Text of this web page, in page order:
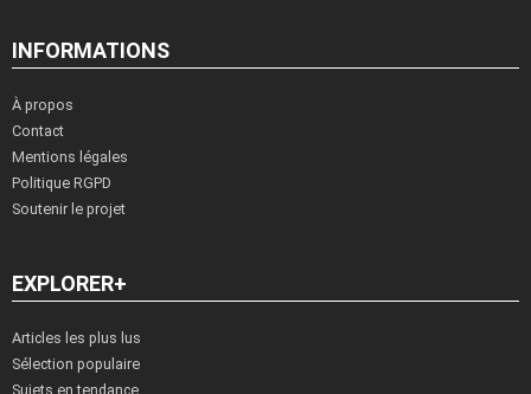
INFORMATIONS
À propos
Contact
Mentions légales
Politique RGPD
Soutenir le projet
EXPLORER+
Articles les plus lus
Sélection populaire
Sujets en tendance